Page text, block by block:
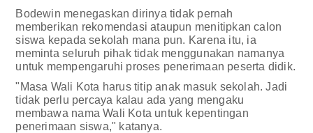
Bodewin menegaskan dirinya tidak pernah
memberikan rekomendasi ataupun menitipkan calon
siswa kepada sekolah mana pun. Karena itu, ia
meminta seluruh pihak tidak menggunakan namanya
untuk mempengaruhi proses penerimaan peserta didik.
"Masa Wali Kota harus titip anak masuk sekolah. Jadi
tidak perlu percaya kalau ada yang mengaku
membawa nama Wali Kota untuk kepentingan
penerimaan siswa," katanya.